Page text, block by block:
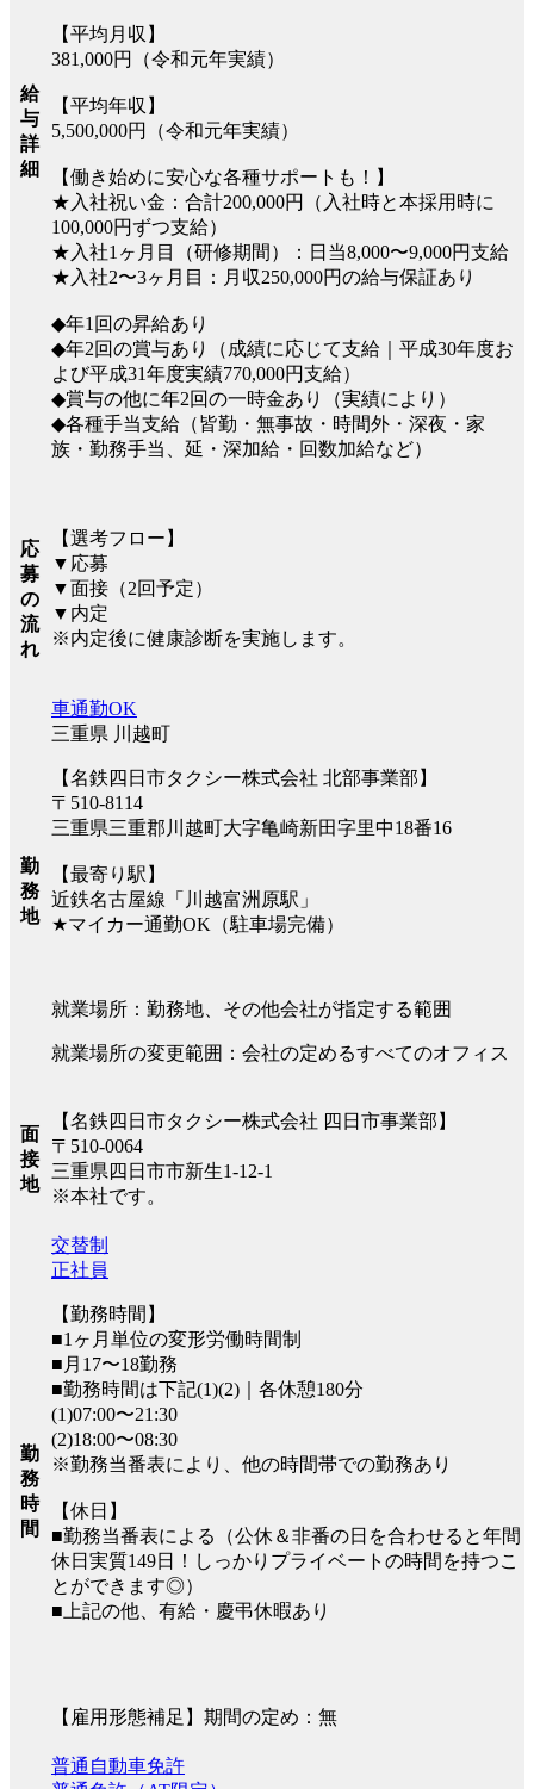
給
与
詳
細
【平均月収】
381,000円（令和元年実績）
【平均年収】
5,500,000円（令和元年実績）
【働き始めに安心な各種サポートも！】
★入社祝い金：合計200,000円（入社時と本採用時に
100,000円ずつ支給）
★入社1ヶ月目（研修期間）：日当8,000〜9,000円支給
★入社2〜3ヶ月目：月収250,000円の給与保証あり
◆年1回の昇給あり
◆年2回の賞与あり（成績に応じて支給｜平成30年度お
よび平成31年度実績770,000円支給）
◆賞与の他に年2回の一時金あり（実績により）
◆各種手当支給（皆勤・無事故・時間外・深夜・家
族・勤務手当、延・深加給・回数加給など）
応
募
の
流
れ
【選考フロー】
▼応募
▼面接（2回予定）
▼内定
※内定後に健康診断を実施します。
勤
務
地
車通勤OK
三重県 川越町
【名鉄四日市タクシー株式会社 北部事業部】
〒510-8114
三重県三重郡川越町大字亀崎新田字里中18番16
【最寄り駅】
近鉄名古屋線「川越富洲原駅」
★マイカー通勤OK（駐車場完備）
就業場所：勤務地、その他会社が指定する範囲
就業場所の変更範囲：会社の定めるすべてのオフィス
面
接
地
【名鉄四日市タクシー株式会社 四日市事業部】
〒510-0064
三重県四日市市新生1-12-1
※本社です。
勤
務
時
間
交替制
正社員
【勤務時間】
■1ヶ月単位の変形労働時間制
■月17〜18勤務
■勤務時間は下記(1)(2)｜各休憩180分
(1)07:00〜21:30
(2)18:00〜08:30
※勤務当番表により、他の時間帯での勤務あり
【休日】
■勤務当番表による（公休＆非番の日を合わせると年間
休日実質149日！しっかりプライベートの時間を持つこ
とができます◎）
■上記の他、有給・慶弔休暇あり
【雇用形態補足】期間の定め：無
普通自動車免許